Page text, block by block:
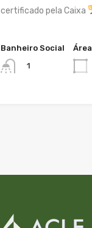
pela Caixa
Banheiro Social
1
Área